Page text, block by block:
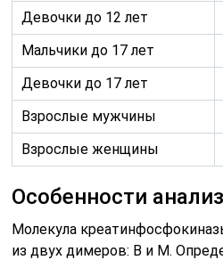
Девочки до 12 лет
Мальчики до 17 лет
Девочки до 17 лет
Взрослые мужчины
Взрослые женщины
Особенности
Молекула
из двух димеров: В и М.